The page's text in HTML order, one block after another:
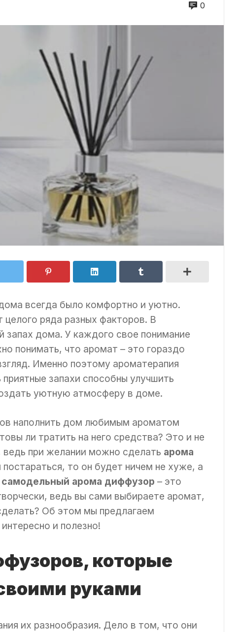
0
всегда было комфортно и уютно.
ряда разных факторов. В
запах дома. У каждого свое понимание
понимать, что аромат – это гораздо
Именно поэтому ароматерапия
запахи способны улучшить
уютную атмосферу в доме.
наполнить дом любимым ароматом
ли тратить на него средства? Это и не
ведь при желании можно сделать арома
постараться, то он будет ничем не хуже, а
самодельный арома диффузор – это
ведь вы сами выбираете аромат,
Об этом мы предлагаем
и полезно!
которые
руками
их разнообразия. Дело в том, что они